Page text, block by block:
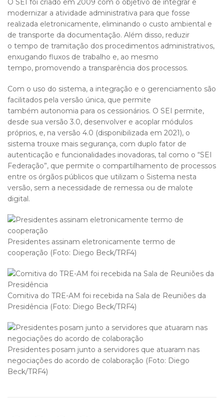
O SEI foi criado em 2009 com o objetivo de integrar e
modernizar a atividade administrativa para que fosse
realizada eletronicamente, eliminando o custo ambiental e
de transporte da documentação. Além disso, reduzir
o tempo de tramitação dos procedimentos administrativos,
enxugando fluxos de trabalho e, ao mesmo
tempo, promovendo a transparência dos processos.
Com o uso do sistema, a integração e o gerenciamento são
facilitados pela versão única, que permite
também autonomia para os cessionários. O SEI permite,
desde sua versão 3.0, desenvolver e acoplar módulos
próprios, e, na versão 4.0 (disponibilizada em 2021), o
sistema trouxe mais segurança, com duplo fator de
autenticação e funcionalidades inovadoras, tal como o “SEI
Federação”, que permite o compartilhamento de processos
entre os órgãos públicos que utilizam o Sistema nesta
versão, sem a necessidade de remessa ou de malote
digital.
Presidentes assinam eletronicamente termo de
cooperação (Foto: Diego Beck/TRF4)
Comitiva do TRE-AM foi recebida na Sala de Reuniões da
Presidência (Foto: Diego Beck/TRF4)
Presidentes posam junto a servidores que atuaram nas
negociações do acordo de colaboração (Foto: Diego
Beck/TRF4)